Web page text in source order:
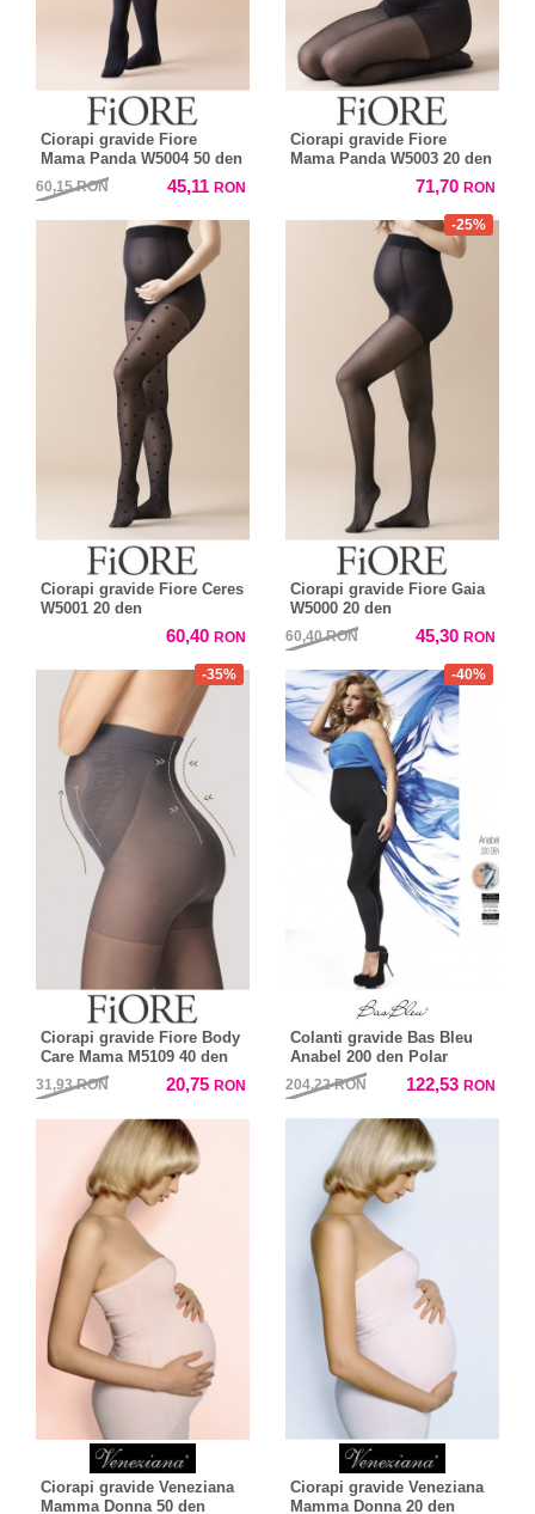
Ciorapi gravide Fiore
Mama Panda W5004 50 den
60,15RON 45,11 RON
Ciorapi gravide Fiore
Mama Panda W5003 20 den
71,70 RON
Ciorapi gravide Fiore Ceres
W5001 20 den
60,40 RON
-25%
Ciorapi gravide Fiore Gaia
W5000 20 den
60,40RON 45,30 RON
-35%
Ciorapi gravide Fiore Body
Care Mama M5109 40 den
31,93RON 20,75 RON
-40%
Colanti gravide Bas Bleu
Anabel 200 den Polar
204,22RON 122,53 RON
Ciorapi gravide Veneziana
Mamma Donna 50 den
Ciorapi gravide Veneziana
Mamma Donna 20 den